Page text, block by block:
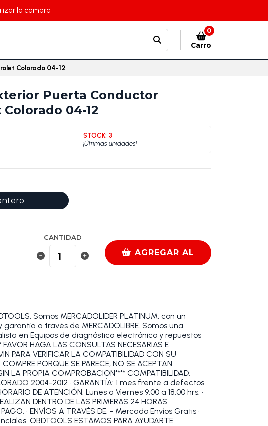
la compra
0
Carro
Colorado 04-12
Puerta Conductor
04-12
STOCK: 3
¡Últimas unidades!
CANTIDAD
AGREGAR AL
Somos MERCADOLIDER PLATINUM, con un
a través de MERCADOLIBRE. Somos una
en Equipos de diagnóstico electrónico y repuestos
HAGA LAS CONSULTAS NECESARIAS E
PARA VERIFICAR LA COMPATIBILIDAD CON SU
PORQUE SE PARECE, NO SE ACEPTAN
LA PROPIA COMPROBACION**** COMPATIBILIDAD:
2004-2012 • GARANTÍA: 1 mes frente a defectos
DE ATENCIÓN: Lunes a Viernes 9:00 a 18:00 hrs. •
DENTRO DE LAS PRIMERAS 24 HORAS
• ENVÍOS A TRAVÉS DE: - Mercado Envíos Gratis •
OBDTOOLS ESTAMOS PARA AYUDARTE.